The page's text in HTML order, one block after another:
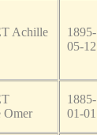
Achille
1895-
05-12
Omer
1885-
01-01